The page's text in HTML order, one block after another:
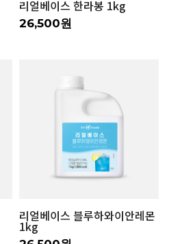
리얼베이스 한라봉 1kg
26,500원
리얼베이스 블루하와이안레몬
1kg